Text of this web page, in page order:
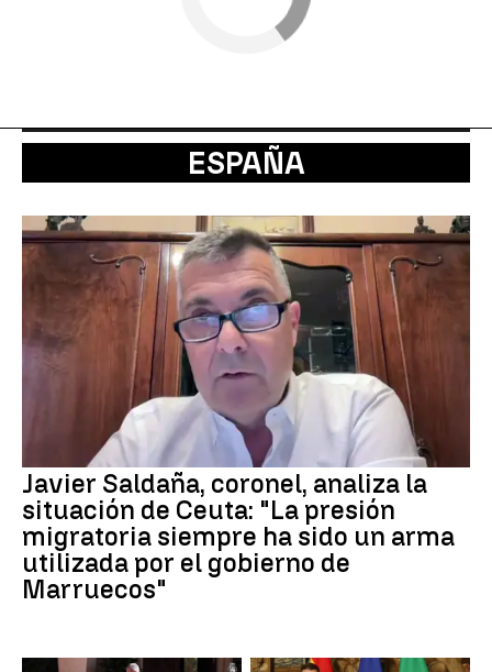
ESPAÑA
Javier Saldaña, coronel, analiza la
situación de Ceuta: "La presión
migratoria siempre ha sido un arma
utilizada por el gobierno de
Marruecos"